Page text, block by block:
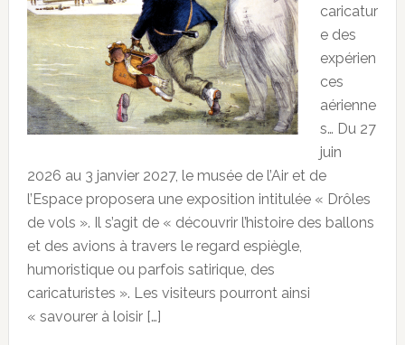
caricatur
e des
expérien
ces
aérienne
s… Du 27
juin
2026 au 3 janvier 2027, le musée de l’Air et de
l’Espace proposera une exposition intitulée « Drôles
de vols ». Il s’agit de « découvrir l’histoire des ballons
et des avions à travers le regard espiègle,
humoristique ou parfois satirique, des
caricaturistes ». Les visiteurs pourront ainsi
« savourer à loisir […]